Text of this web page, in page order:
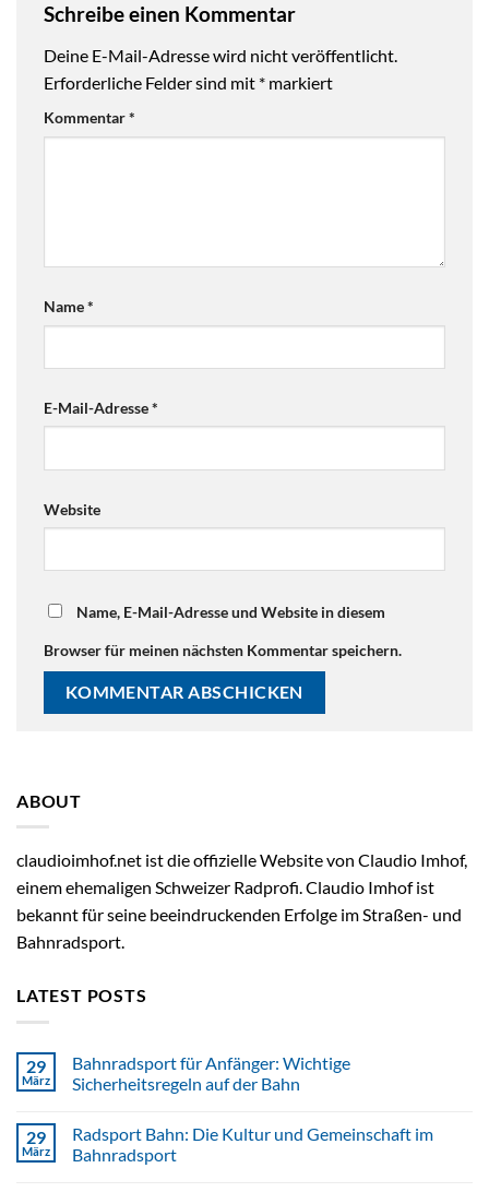
Schreibe einen Kommentar
Deine E-Mail-Adresse wird nicht veröffentlicht.
Erforderliche Felder sind mit * markiert
Kommentar*
Name*
E-Mail-Adresse*
Website
Name, E-Mail-Adresse und Website in diesem
Browser für meinen nächsten Kommentar speichern.
ABOUT
claudioimhof.net ist die offizielle Website von Claudio Imhof,
einem ehemaligen Schweizer Radprofi. Claudio Imhof ist
bekannt für seine beeindruckenden Erfolge im Straßen- und
Bahnradsport.
LATEST POSTS
29
März
Bahnradsport für Anfänger: Wichtige
Sicherheitsregeln auf der Bahn
29
März
Radsport Bahn: Die Kultur und Gemeinschaft im
Bahnradsport